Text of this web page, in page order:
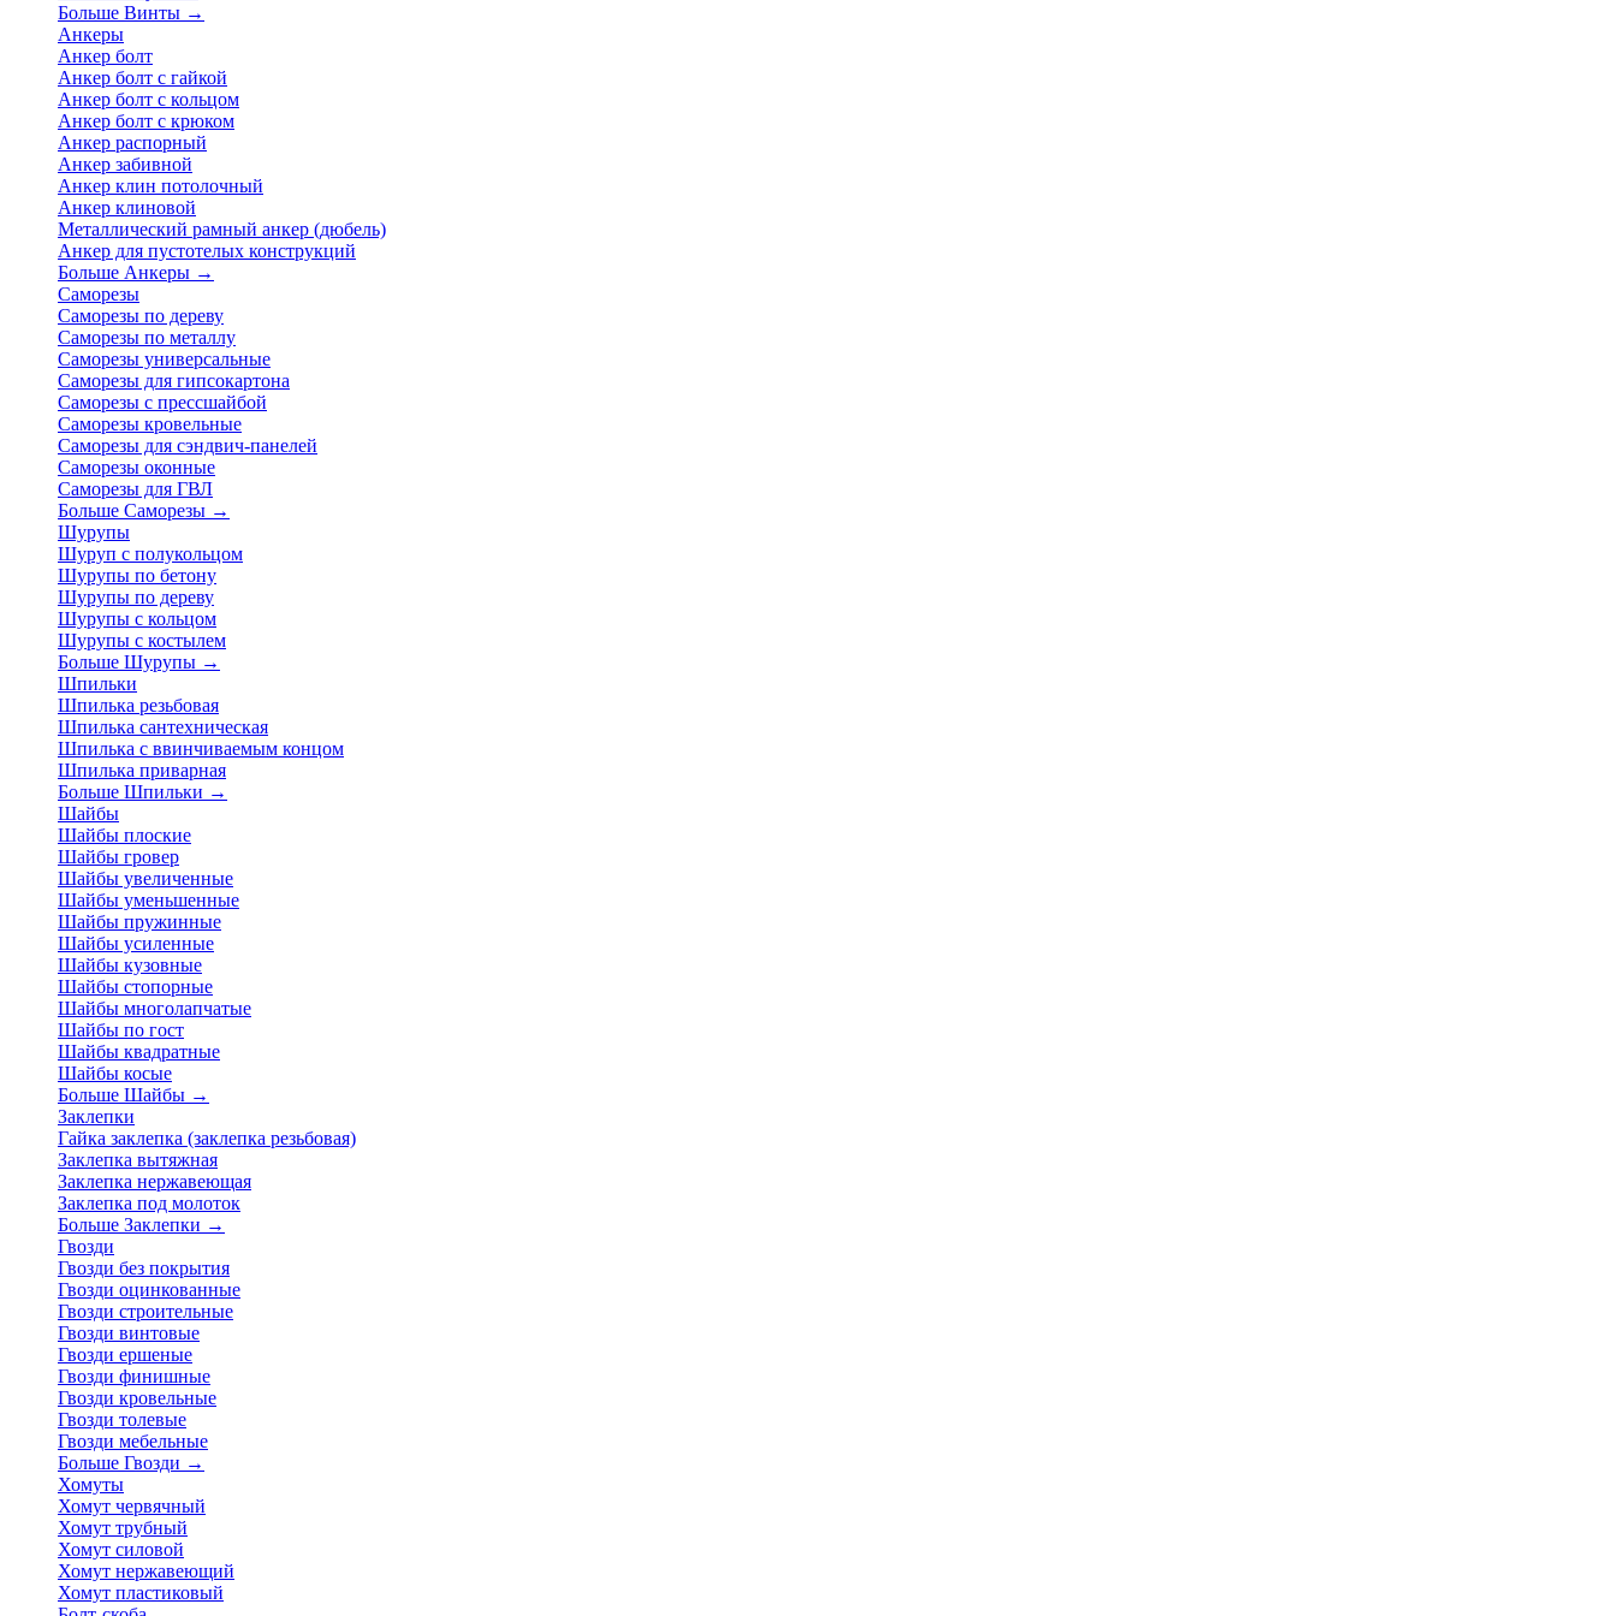
Больше Винты →
Анкеры
Анкер болт
Анкер болт с гайкой
Анкер болт с кольцом
Анкер болт с крюком
Анкер распорный
Анкер забивной
Анкер клин потолочный
Анкер клиновой
Металлический рамный анкер (дюбель)
Анкер для пустотелых конструкций
Больше Анкеры →
Саморезы
Саморезы по дереву
Саморезы по металлу
Саморезы универсальные
Саморезы для гипсокартона
Саморезы с прессшайбой
Саморезы кровельные
Саморезы для сэндвич-панелей
Саморезы оконные
Саморезы для ГВЛ
Больше Саморезы →
Шурупы
Шуруп с полукольцом
Шурупы по бетону
Шурупы по дереву
Шурупы с кольцом
Шурупы с костылем
Больше Шурупы →
Шпильки
Шпилька резьбовая
Шпилька сантехническая
Шпилька с ввинчиваемым концом
Шпилька приварная
Больше Шпильки →
Шайбы
Шайбы плоские
Шайбы гровер
Шайбы увеличенные
Шайбы уменьшенные
Шайбы пружинные
Шайбы усиленные
Шайбы кузовные
Шайбы стопорные
Шайбы многолапчатые
Шайбы по гост
Шайбы квадратные
Шайбы косые
Больше Шайбы →
Заклепки
Гайка заклепка (заклепка резьбовая)
Заклепка вытяжная
Заклепка нержавеющая
Заклепка под молоток
Больше Заклепки →
Гвозди
Гвозди без покрытия
Гвозди оцинкованные
Гвозди строительные
Гвозди винтовые
Гвозди ершеные
Гвозди финишные
Гвозди кровельные
Гвозди толевые
Гвозди мебельные
Больше Гвозди →
Хомуты
Хомут червячный
Хомут трубный
Хомут силовой
Хомут нержавеющий
Хомут пластиковый